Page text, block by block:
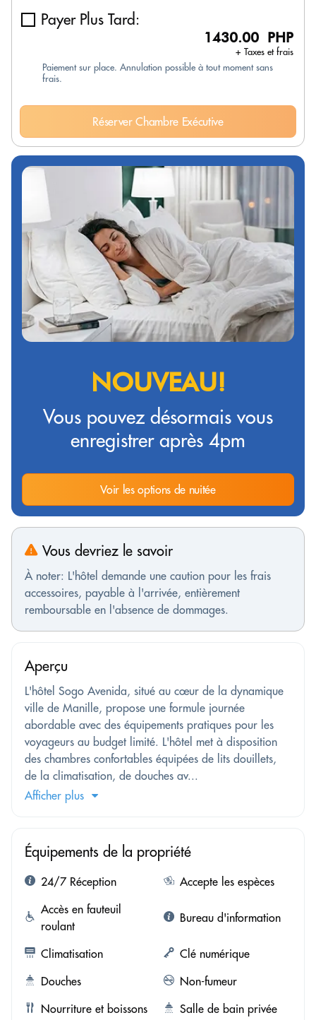
Payer Plus Tard:
1430.00 PHP
+ Taxes et frais
Paiement sur place. Annulation possible à tout moment sans
frais.
Réserver Chambre Exécutive
NOUVEAU!
Vous pouvez désormais vous
enregistrer après 4pm
Voir les options de nuitée
Vous devriez le savoir
À noter: L'hôtel demande une caution pour les frais
accessoires, payable à l'arrivée, entièrement
remboursable en l'absence de dommages.
Aperçu
L'hôtel Sogo Avenida, situé au cœur de la dynamique
ville de Manille, propose une formule journée
abordable avec des équipements pratiques pour les
voyageurs au budget limité. L'hôtel met à disposition
des chambres confortables équipées de lits douillets,
de la climatisation, de douches av...
Afficher plus
Équipements de la propriété
24/7 Réception
Accepte les espèces
Accès en fauteuil
roulant
Bureau d'information
Climatisation
Clé numérique
Douches
Non-fumeur
Nourriture et boissons
Salle de bain privée